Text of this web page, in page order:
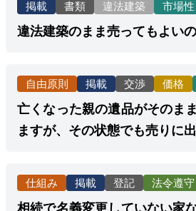
掲載 書類 違法建築 市場性
違法建築のまま売ってもよい
自由原則 掲載 交渉 価格
亡くなった親の遺品がそのま
ますが、その状態でも売りに
仕組み 掲載 登記 法令遵守
相続で名義変更していない家